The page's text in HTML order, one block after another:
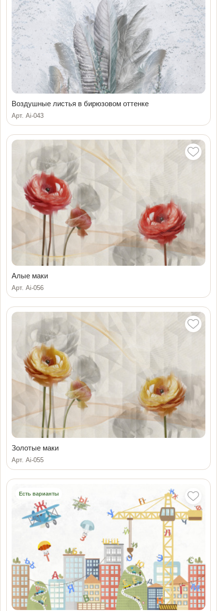
Воздушные листья в бирюзовом оттенке
Арт. Ai-043
Алые маки
Арт. Ai-056
Золотые маки
Арт. Ai-055
Есть варианты